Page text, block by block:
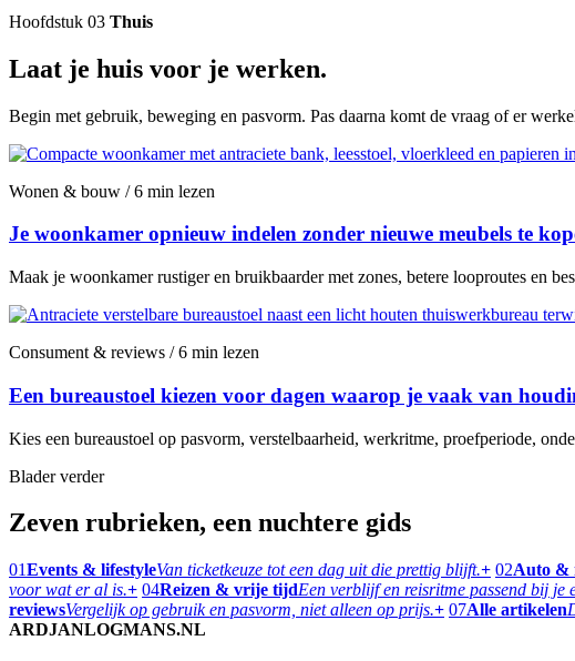
Hoofdstuk 03 Thuis
Laat je huis voor je werken.
Begin met gebruik, beweging en pasvorm. Pas daarna komt de vraag of er
Wonen & bouw / 6 min lezen
Je woonkamer opnieuw indelen zonder nieuwe meubels te
Maak je woonkamer rustiger en bruikbaarder met zones, betere looproutes en
Consument & reviews / 6 min lezen
Een bureaustoel kiezen voor dagen waarop je vaak van
Kies een bureaustoel op pasvorm, verstelbaarheid, werkritme, proefperiode,
Blader verder
Zeven rubrieken, een nuchtere gids
01Events & lifestyleVan ticketkeuze tot een dag uit die prettig blijft.+ 02Auto &
voor wat er al is.+ 04Reizen & vrije tijdEen verblijf en reisritme passend bij je
reviewsVergelijk op gebruik en pasvorm, niet alleen op prijs.+ 07Alle artikelen
ARDJANLOGMANS.NL